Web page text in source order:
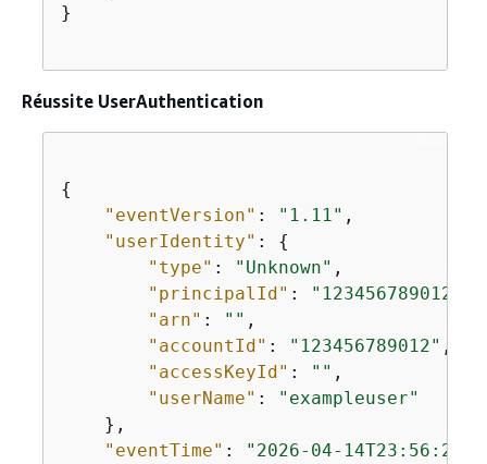
}
Réussite UserAuthentication
{
"eventVersion" : "1.11" ,
"userIdentity" : {
"type" : "Unknown" ,
"principalId" : "123456789012"
"arn" : "" ,
"accountId" : "123456789012" ,
"accessKeyId" : "" ,
"userName" :
"exampleuser"
    },
"eventTime" : "2026-04-14T23:56:29Z"